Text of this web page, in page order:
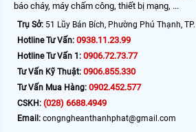
báo cháy, máy chấm công, thiết bị mạng, ...
Trụ Sở: 51 Lũy Bán Bích, Phường Phú Thạnh,
Hotline Tư Vấn: 0938.11.23.99
Hotline Tư Vấn 1: 0906.72.73.77
Tư Vấn Kỹ Thuật: 0906.855.330
Tư Vấn Mua Hàng: 0902.452.577
CSKH: (028) 6688.4949
Email: congngheanthanhphat@gmail.com